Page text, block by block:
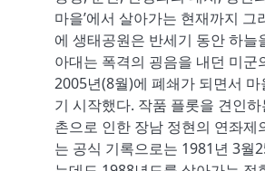
마을’에서 살아가는 현재까지 그
에 생태공원은 반세기 동안 하늘
아대는 폭격의 굉음을 내던 미군
2005년(8월)에 폐쇄가 되면서
기 시작했다. 작품 플롯을 견인
촌으로 인한 장남 정현의 연좌제
는 공식 기록으로는 1981년 3월